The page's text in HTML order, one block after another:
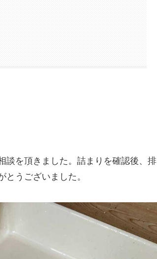
談を頂きました。詰まりを確認後、排
うございました。